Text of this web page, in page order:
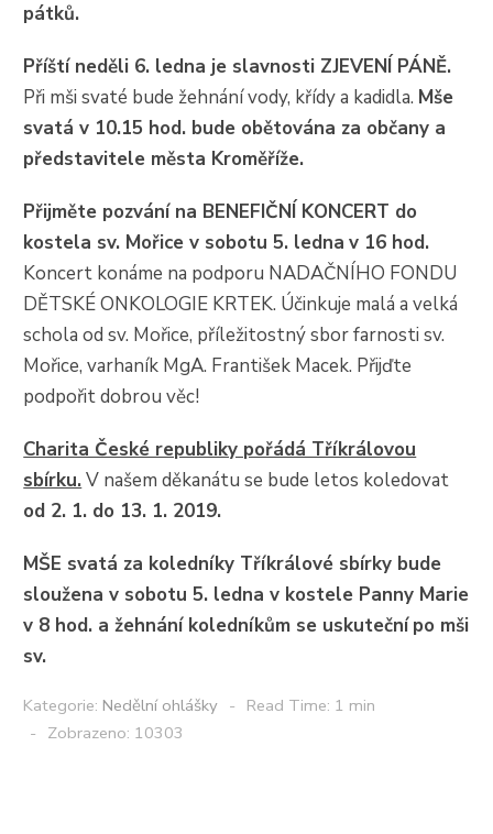
pátků.
Příští neděli 6. ledna je slavnosti ZJEVENÍ PÁNĚ.
Při mši svaté bude žehnání vody, křídy a kadidla. Mše
svatá v 10.15 hod. bude obětována za občany a
představitele města Kroměříže.
Přijměte pozvání na BENEFIČNÍ KONCERT do
kostela sv. Mořice v sobotu 5. ledna v 16 hod.
Koncert konáme na podporu NADAČNÍHO FONDU
DĚTSKÉ ONKOLOGIE KRTEK. Účinkuje malá a velká
schola od sv. Mořice, příležitostný sbor farnosti sv.
Mořice, varhaník MgA. František Macek. Přijďte
podpořit dobrou věc!
Charita České republiky pořádá Tříkrálovou
sbírku.V našem děkanátu se bude letos koledovat
od 2. 1. do 13. 1. 2019.
MŠE svatá za koledníky Tříkrálové sbírky bude
slouženav sobotu 5. ledna v kostele Panny Marie
v 8 hod. a žehnání koledníkům se uskuteční po mši
sv.
Kategorie: Nedělní ohlášky
Read Time: 1 min
Zobrazeno: 10303